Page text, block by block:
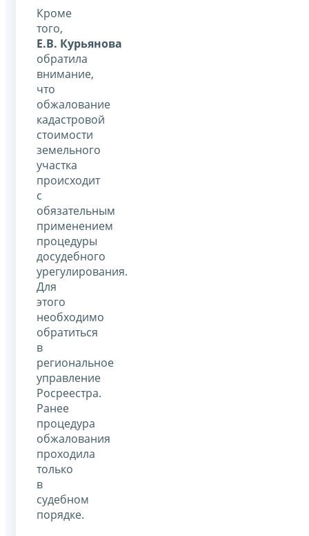
Кроме
того,
Е.В. Курьянова
обратила
внимание,
что
обжалование
кадастровой
стоимости
земельного
участка
происходит
с
обязательным
применением
процедуры
досудебного
урегулирования.
Для
этого
необходимо
обратиться
в
региональное
управление
Росреестра.
Ранее
процедура
обжалования
проходила
только
в
судебном
порядке.